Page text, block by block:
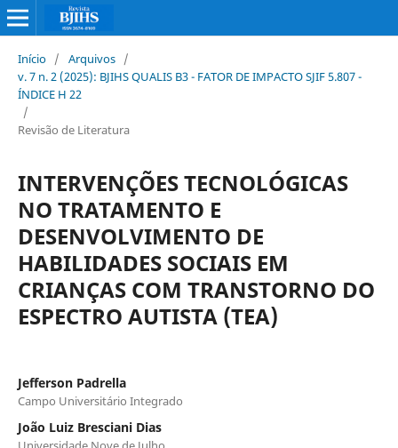
Início / Arquivos /
v. 7 n. 2 (2025): BJIHS QUALIS B3 - FATOR DE IMPACTO SJIF 5.807 -
ÍNDICE H 22
/
Revisão de Literatura
INTERVENÇÕES TECNOLÓGICAS
NO TRATAMENTO E
DESENVOLVIMENTO DE
HABILIDADES SOCIAIS EM
CRIANÇAS COM TRANSTORNO DO
ESPECTRO AUTISTA (TEA)
Jefferson Padrella
Campo Universitário Integrado
João Luiz Bresciani Dias